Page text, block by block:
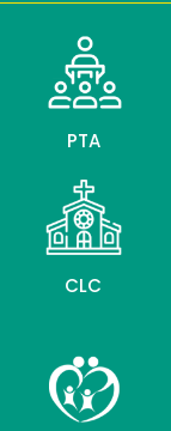
PTA
CLC